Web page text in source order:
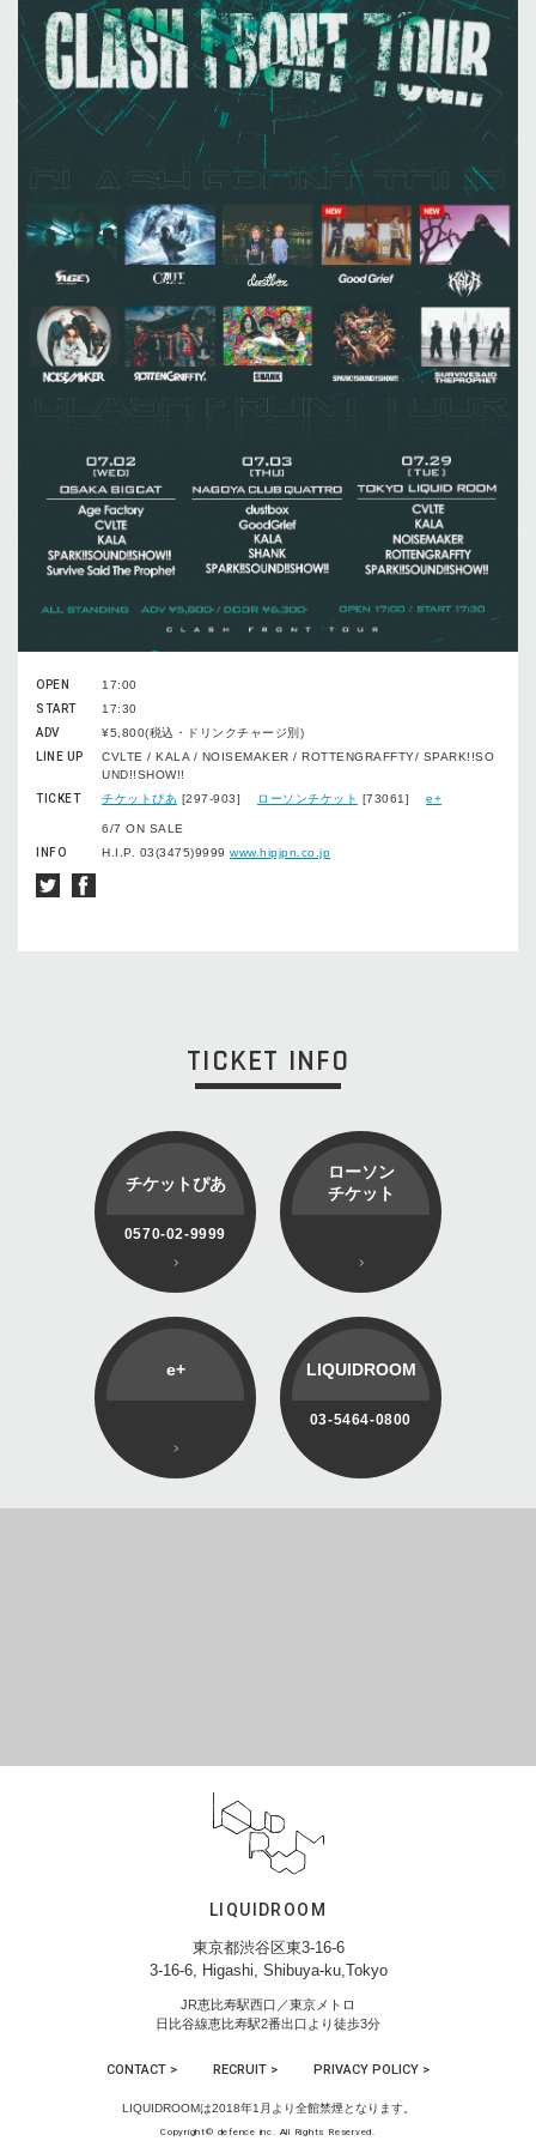
OPEN
17:00
START
17:30
ADV
¥5,800(税込・ドリンクチャージ別)
LINE UP
CVLTE / KALA / NOISEMAKER / ROTTENGRAFFTY/ SPARK!!SO
UND!!SHOW!!
TICKET
チケットぴあ [297-903] ローソンチケット [73061] e+
6/7 ON SALE
INFO
H.I.P. 03(3475)9999 www.hipjpn.co.jp
TICKET INFO
チケットぴあ
0570-02-9999
ローソン
チケット
e+ LIQUIDROOM
03-5464-0800
LIQUIDROOM
東京都渋谷区東3-16-6
3-16-6, Higashi, Shibuya-ku,Tokyo
JR恵比寿駅西口／東京メトロ
日比谷線恵比寿駅2番出口より徒歩3分
CONTACT > RECRUIT > PRIVACY POLICY >
LIQUIDROOMは2018年1月より全館禁煙となります。
Copyright© defence inc. All Rights Reserved.